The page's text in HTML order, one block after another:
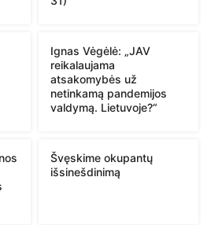
Ignas Vėgėlė: „JAV
reikalaujama
atsakomybės už
netinkamą pandemijos
valdymą. Lietuvoje?“
Švęskime okupantų
išsinešdinimą